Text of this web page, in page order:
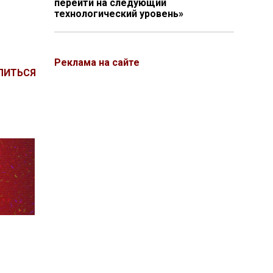
перейти на следующий
технологический уровень»
Реклама на сайте